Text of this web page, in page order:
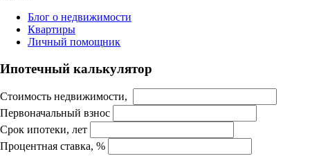
Блог о недвижимости
Квартиры
Личный помощник
Ипотечный калькулятор
Стоимость недвижимости,
Первоначальный взнос
Срок ипотеки, лет
Процентная ставка, %